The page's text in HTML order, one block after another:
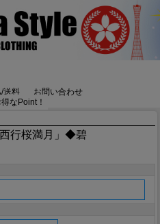
送料
お問い合わせ
得なPoint！
行桜満月」◆碧